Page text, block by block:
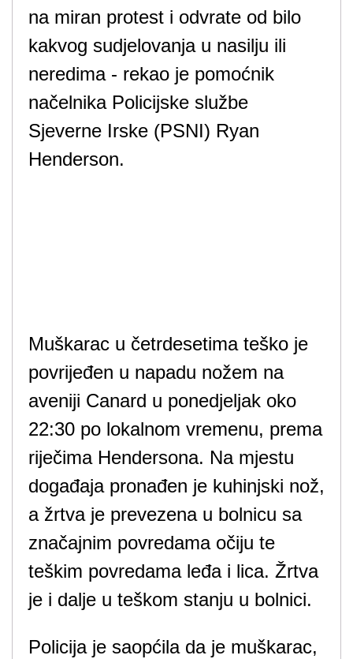
na miran protest i odvrate od bilo
kakvog sudjelovanja u nasilju ili
neredima - rekao je pomoćnik
načelnika Policijske službe
Sjeverne Irske (PSNI) Ryan
Henderson.
Muškarac u četrdesetima teško je
povrijeđen u napadu nožem na
aveniji Canard u ponedjeljak oko
22:30 po lokalnom vremenu, prema
riječima Hendersona. Na mjestu
događaja pronađen je kuhinjski nož,
a žrtva je prevezena u bolnicu sa
značajnim povredama očiju te
teškim povredama leđa i lica. Žrtva
je i dalje u teškom stanju u bolnici.
Policija je saopćila da je muškarac,